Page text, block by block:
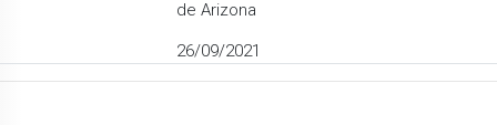
de Arizona
26/09/2021